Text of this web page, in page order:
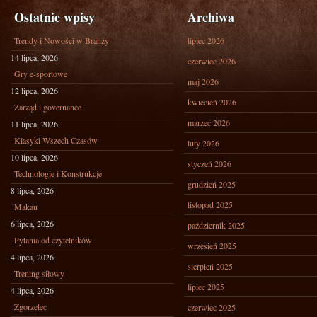
Ostatnie wpisy
Trendy i Nowości w Branży
14 lipca, 2026
Gry e-sportowe
12 lipca, 2026
Zarząd i governance
11 lipca, 2026
Klasyki Wszech Czasów
10 lipca, 2026
Technologie i Konstrukcje
8 lipca, 2026
Makau
6 lipca, 2026
Pytania od czytelników
4 lipca, 2026
Trening siłowy
4 lipca, 2026
Zgorzelec
Archiwa
lipiec 2026
czerwiec 2026
maj 2026
kwiecień 2026
marzec 2026
luty 2026
styczeń 2026
grudzień 2025
listopad 2025
październik 2025
wrzesień 2025
sierpień 2025
lipiec 2025
czerwiec 2025